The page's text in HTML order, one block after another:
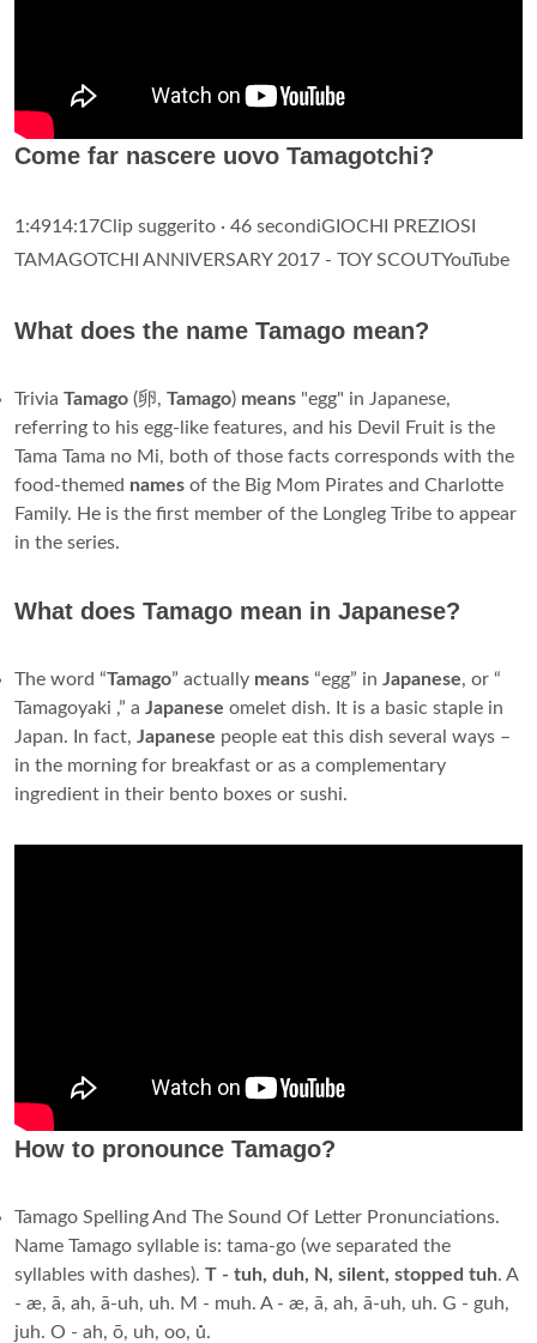
Come far nascere uovo Tamagotchi?
1:4914:17Clip suggerito · 46 secondiGIOCHI PREZIOSI
TAMAGOTCHI ANNIVERSARY 2017 - TOY SCOUTYouTube
What does the name Tamago mean?
Trivia Tamago (卵, Tamago) means "egg" in Japanese,
referring to his egg-like features, and his Devil Fruit is the
Tama Tama no Mi, both of those facts corresponds with the
food-themed names of the Big Mom Pirates and Charlotte
Family. He is the first member of the Longleg Tribe to appear
in the series.
What does Tamago mean in Japanese?
The word “Tamago” actually means “egg” in Japanese, or “
Tamagoyaki ,” a Japanese omelet dish. It is a basic staple in
Japan. In fact, Japanese people eat this dish several ways –
in the morning for breakfast or as a complementary
ingredient in their bento boxes or sushi.
How to pronounce Tamago?
Tamago Spelling And The Sound Of Letter Pronunciations.
Name Tamago syllable is: tama-go (we separated the
syllables with dashes). T - tuh, duh, N, silent, stopped tuh. A
- æ, ā, ah, ā-uh, uh. M - muh. A - æ, ā, ah, ā-uh, uh. G - guh,
juh. O - ah, ō, uh, oo, ů.